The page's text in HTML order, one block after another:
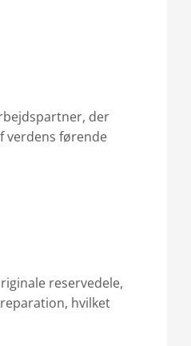
der
verdens førende
reservedele,
hvilket